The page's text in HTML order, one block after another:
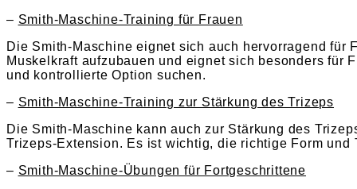
– Smith-Maschine-Training für Frauen
Die Smith-Maschine eignet sich auch hervorragend
Muskelkraft aufzubauen und eignet sich besonders für
und kontrollierte Option suchen.
– Smith-Maschine-Training zur Stärkung des Trizeps
Die Smith-Maschine kann auch zur Stärkung des
Trizeps-Extension. Es ist wichtig, die richtige Form
– Smith-Maschine-Übungen für Fortgeschrittene